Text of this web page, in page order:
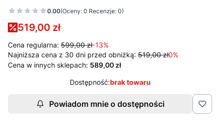
0.00(Oceny: 0 Recenzje: 0)
519,00 zł
Cena regularna: 599,00 zł-13%
Najniższa cena z 30 dni przed obniżką: 519,00 zł0%
Cena w innych sklepach: 589,00 zł
Dostępność:brak towaru
Powiadom mnie o dostępności